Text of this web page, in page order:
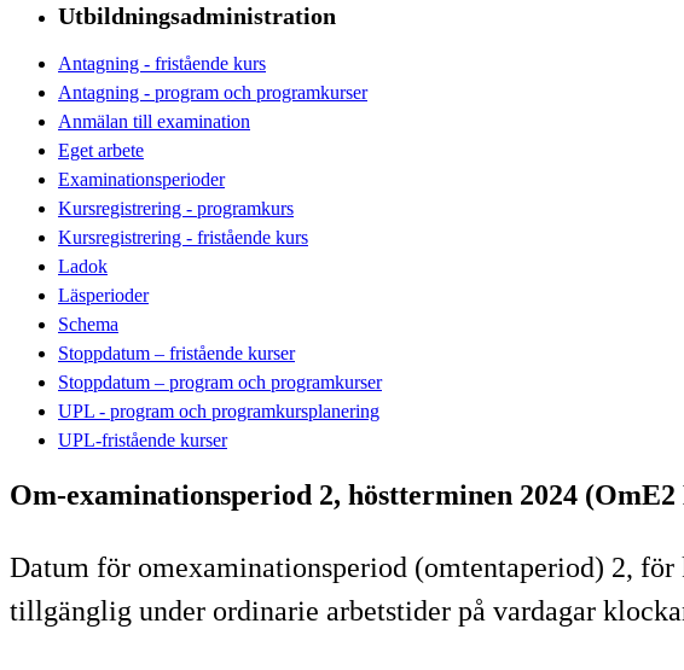
Utbildningsadministration
Antagning - fristående kurs
Antagning - program och programkurser
Anmälan till examination
Eget arbete
Examinationsperioder
Kursregistrering - programkurs
Kursregistrering - fristående kurs
Ladok
Läsperioder
Schema
Stoppdatum – fristående kurser
Stoppdatum – program och programkurser
UPL - program och programkursplanering
UPL-fristående kurser
Om-examinationsperiod 2, höstterminen 2024
Datum för omexaminationsperiod (omtentaperiod) 2,
tillgänglig under ordinarie arbetstider på vardagar